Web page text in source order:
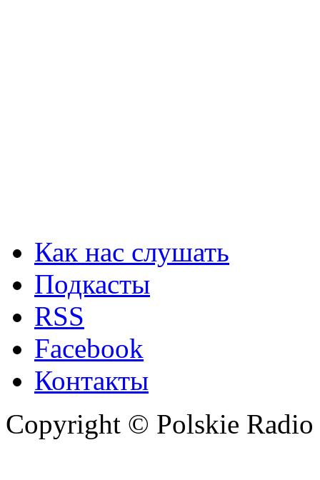
Как нас слушать
Подкасты
RSS
Facebook
Контакты
Copyright © Polskie